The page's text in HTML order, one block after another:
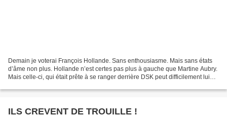
Demain je voterai François Hollande. Sans enthousiasme. Mais sans états
d’âme non plus. Hollande n’est certes pas plus à gauche que Martine Aubry.
Mais celle-ci, qui était prête à se ranger derrière DSK peut difficilement lui
ILS CREVENT DE TROUILLE !